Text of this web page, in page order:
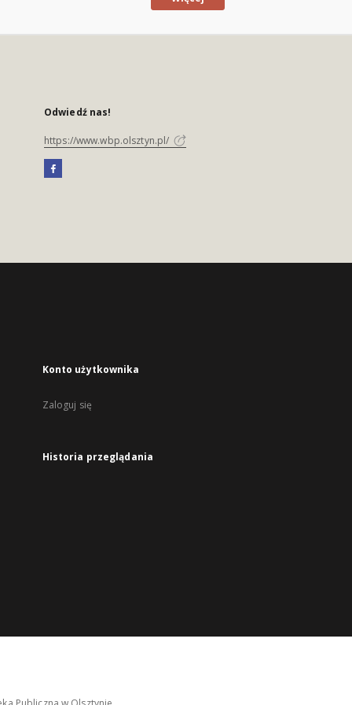
Odwiedź nas!
https://www.wbp.olsztyn.pl/
Konto użytkownika
Zaloguj się
Historia przeglądania